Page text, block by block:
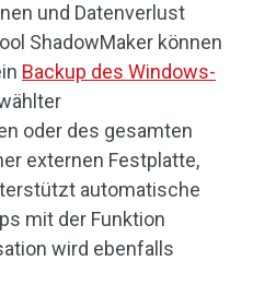
und Datenverlust
ShadowMaker können
Backup des Windows-
oder des gesamten
externen Festplatte,
automatische
mit der Funktion
wird ebenfalls